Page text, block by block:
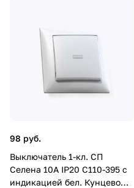
98 руб.
Выключатель 1-кл. СП
Селена 10А IP20 С110-395 с
индикацией бел. Кунцево